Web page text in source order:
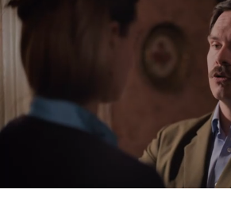
zvuk
Loaded:
100.00%